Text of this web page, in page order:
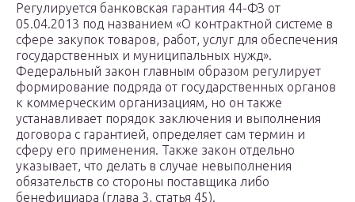
Регулируется банковская гарантия 44-ФЗ от
05.04.2013 под названием «О контрактной системе в
сфере закупок товаров, работ, услуг для обеспечения
государственных и муниципальных нужд».
Федеральный закон главным образом регулирует
формирование подряда от государственных органов
к коммерческим организациям, но он также
устанавливает порядок заключения и выполнения
договора с гарантией, определяет сам термин и
сферу его применения. Также закон отдельно
указывает, что делать в случае невыполнения
обязательств со стороны поставщика либо
бенефициара (глава 3, статья 45).